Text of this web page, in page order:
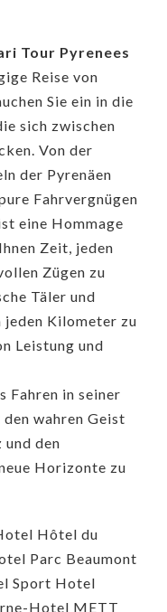
Tour Pyrenees
Reise von
Sie ein in die
sich zwischen
Von der
der Pyrenäen
Fahrvergnügen
eine Hommage
Zeit, jeden
Zügen zu
Täler und
Kilometer zu
Leistung und
Fahren in seiner
wahren Geist
und den
Horizonte zu
Hôtel du
Parc Beaumont
Sport Hotel
Hotel METT